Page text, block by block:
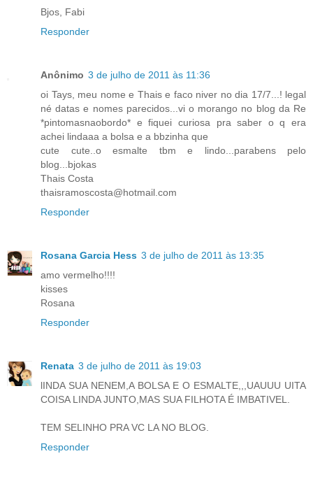
Bjos, Fabi
Responder
Anônimo 3 de julho de 2011 às 11:36
oi Tays, meu nome e Thais e faco niver no dia 17/7...! legal
né datas e nomes parecidos...vi o morango no blog da Re
*pintomasnaobordo* e fiquei curiosa pra saber o q era
achei lindaaa a bolsa e a bbzinha que
cute cute..o esmalte tbm e lindo...parabens pelo
blog...bjokas
Thais Costa
thaisramoscosta@hotmail.com
Responder
Rosana Garcia Hess 3 de julho de 2011 às 13:35
amo vermelho!!!!
kisses
Rosana
Responder
Renata 3 de julho de 2011 às 19:03
lINDA SUA NENEM,A BOLSA E O ESMALTE,,,UAUUU UITA
COISA LINDA JUNTO,MAS SUA FILHOTA É IMBATIVEL.
TEM SELINHO PRA VC LA NO BLOG.
Responder